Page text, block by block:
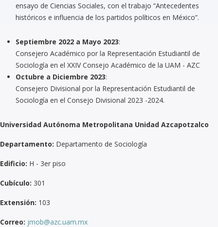
ensayo de Ciencias Sociales, con el trabajo “Antecedentes
históricos e influencia de los partidos políticos en México”.
Septiembre 2022 a Mayo 2023:
Consejero Académico por la Representación Estudiantil de
Sociología en el XXIV Consejo Académico de la UAM - AZC
Octubre a Diciembre 2023:
Consejero Divisional por la Representación Estudiantil de
Sociología en el Consejo Divisional 2023 -2024.
Universidad Autónoma Metropolitana Unidad Azcapotzalco
Departamento: Departamento de Sociología
Edificio: H - 3er piso
Cubículo: 301
Extensión: 103
Correo: jmob@azc.uam.mx